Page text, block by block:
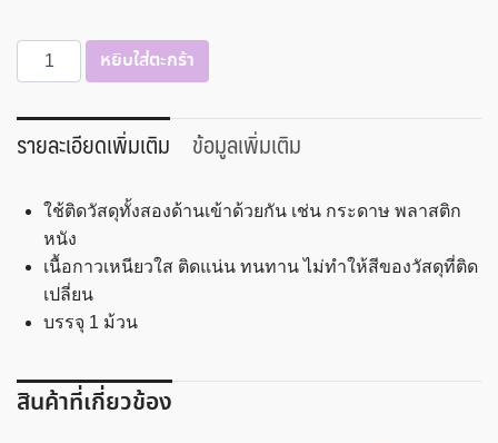
จำนวน
เทป
กาว
มม.
20
Nuvo
หยิบใส่ตะกร้า
รายละเอียดเพิ่มเติม ข้อมูลเพิ่มเติม
ใช้ติดวัสดุทั้งสองด้านเข้าด้วยกัน เช่น กระดาษ พลาสติก
หนัง
เนื้อกาวเหนียวใส ติดแน่น ทนทาน ไม่ทำให้สีของวัสดุที่ติด
เปลี่ยน
บรรจุ 1 ม้วน
สินค้าที่เกี่ยวข้อง